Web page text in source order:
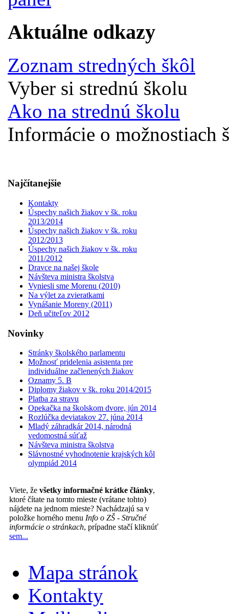
Aktuálne odkazy
Zoznam stredných škôl
Vyber si strednú školu
Ako na strednú školu
Informácie o možnostiach
Najčítanejšie
Kontakty
Úspechy našich žiakov v šk. roku
2013/2014
Úspechy našich žiakov v šk. roku
2012/2013
Úspechy našich žiakov v šk. roku
2011/2012
Dravce na našej škole
Návšteva ministra školstva
Vyniesli sme Morenu (2010)
Na výlet za zvieratkami
Vynášanie Moreny (2011)
Deň učiteľov 2012
Novinky
Stránky školského parlamentu
Možnosť pridelenia asistenta pre
individuálne začlenených žiakov
Oznamy 5. B
Diplomy žiakov v šk. roku 2014/2015
Platba za stravu
Opekačka na školskom dvore, jún 2014
Rozlúčka deviatakov 27. júna 2014
Mladý záhradkár 2014, národná
vedomostná súťaž
Návšteva ministra školstva
Slávnostné vyhodnotenie krajských kôl
olympiád 2014
Viete, že všetky informačné krátke články,
ktoré čítate na tomto mieste (vrátane tohto)
nájdete na jednom mieste? Nachádzajú sa v
položke horného menu Info o ZŠ - Stručné
informácie o stránkach, prípadne stačí kliknúť
sem...
Mapa stránok
Kontakty